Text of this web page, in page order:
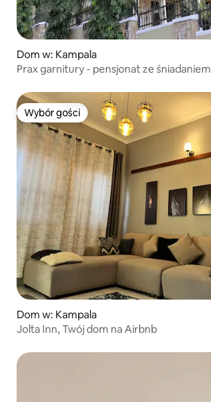
Dom w: Kampala
Prax garnitury - pensjonat ze śniadaniem
Wybór gości
Wybór gości
Dom w: Kampala
Jolta Inn, Twój dom na Airbnb